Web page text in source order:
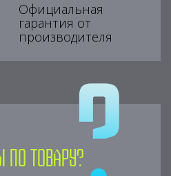
Официальная
гарантия от
производителя
по товару?